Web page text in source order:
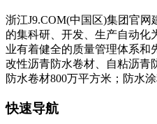
浙江J9.COM(中国区)集团官
的集科研、开发、生产自动化
业有着健全的质量管理体系和
改性沥青防水卷材、自粘沥青
防水卷材800万平方米；防水
快速导航